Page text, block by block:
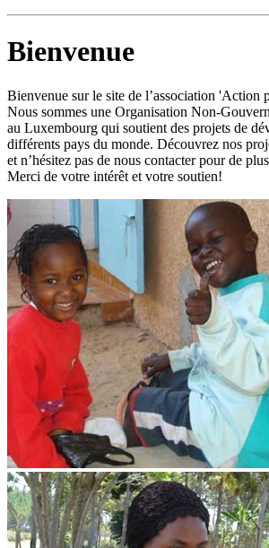
Bienvenue
Bienvenue sur le site de l’association 'Action
Nous sommes une Organisation Non-
au Luxembourg qui soutient des projets de
différents pays du monde. Découvrez nos
et n’hésitez pas de nous contacter pour de
Merci de votre intérêt et votre soutien!